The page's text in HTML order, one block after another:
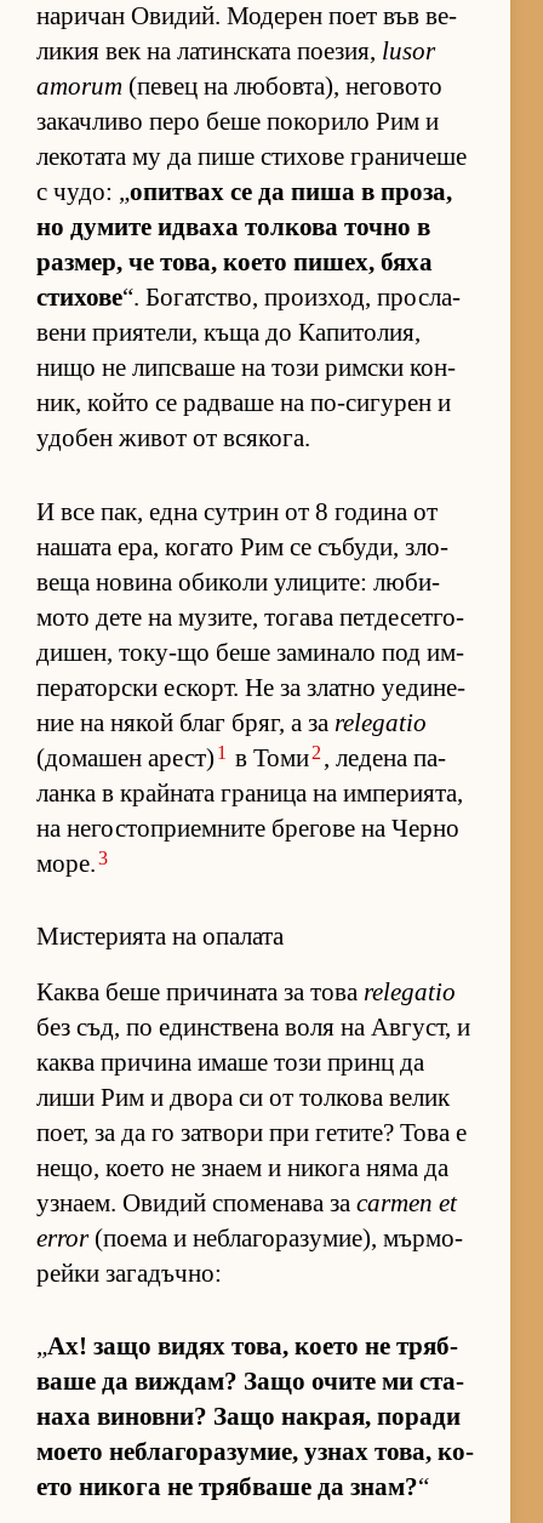
на­ри­чан Ови­дий. Мо­де­рен поет във ве­
ли­кия век на ла­тин­с­ката по­е­зия, lusor
amorum (пе­вец на лю­бов­та), не­го­вото
за­кач­ливо перо беше по­ко­рило Рим и
ле­ко­тата му да пише сти­хове гра­ни­чеше
с чу­до: „опит­вах се да пиша в про­за,
но ду­мите ид­ваха тол­кова точно в
раз­мер, че то­ва, ко­ето пи­шех, бяха
сти­хове“. Бо­гат­с­тво, про­из­ход, прос­ла­
вени при­я­те­ли, къща до Ка­пи­то­лия,
нищо не лип­с­ваше на този рим­ски кон­
ник, който се рад­ваше на по-си­гу­рен и
удо­бен жи­вот от вся­ко­га.
И все пак, една сут­рин от 8 го­дина от
на­шата ера, ко­гато Рим се съ­бу­ди, зло­
веща но­вина оби­коли ули­ци­те: лю­би­
мото дете на му­зи­те, то­гава пет­де­сет­го­
ди­шен, то­ку-що беше за­ми­нало под им­
пе­ра­тор­ски ес­корт. Не за златно уе­ди­не­
ние на ня­кой благ бряг, а за relegatio
(до­ма­шен арест) 1 в Томи2 , ле­дена па­
ланка в край­ната гра­ница на им­пе­ри­я­та,
на не­гос­топ­ри­ем­ните бре­гове на Черно
мо­ре.3
Мистерията на опалата
Каква беше при­чи­ната за това relegatio
без съд, по един­с­т­вена воля на Ав­густ, и
каква при­чина имаше този принц да
лиши Рим и двора си от тол­кова ве­лик
по­ет, за да го зат­вори при ге­ти­те? Това е
не­що, ко­ето не знаем и ни­кога няма да
уз­на­ем. Ови­дий спо­ме­нава за carmen et
error(по­ема и неб­ла­го­ра­зу­ми­е), мър­мо­
рейки за­га­дъч­но:
„Ах! защо ви­дях то­ва, ко­ето не тряб­
ваше да виж­дам? Защо очите ми ста­
наха ви­нов­ни? Защо нак­рая, по­ради
мо­ето неб­ла­го­ра­зу­мие, уз­нах то­ва, ко­
ето ни­кога не тряб­ваше да знам?“